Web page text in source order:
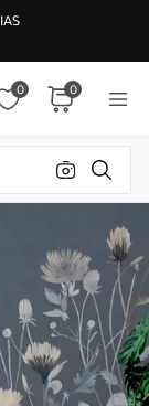
0 0